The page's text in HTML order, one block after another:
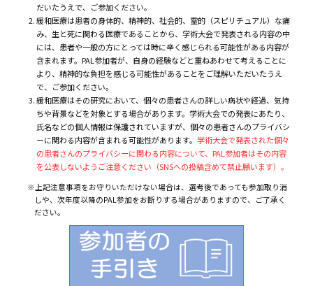
だいたうえで、ご参加ください。
緩和医療は患者の身体的、精神的、社会的、霊的（スピリチュアル）な痛
み、生と死に関わる医療であることから、学術大会で発表される内容の中
には、患者や一般の方にとっては時に辛く感じられる可能性がある内容が
含まれます。PAL参加者が、自身の経験などと重ねあわせて考えることに
より、精神的な負担を感じる可能性があることをご理解いただいたうえ
で、ご参加ください。
緩和医療はその研究において、個々の患者さんの詳しい病状や経過、気持
ちや背景などを対象とする場合があります。学術大会での発表にあたり、
氏名などの個人情報は保護されていますが、個々の患者さんのプライバシ
ーに関わる内容が含まれる可能性があります。学術大会で発表された個々
の患者さんのプライバシーに関わる内容について、PAL参加者はその内容
を公表しないようご注意ください（SNSへの投稿含めて禁止願います）。
※上記注意事項をお守りいただけない場合は、選考後であっても参加取り消
しや、次年度以降のPAL参加をお断りする場合がありますので、ご了承く
ださい。